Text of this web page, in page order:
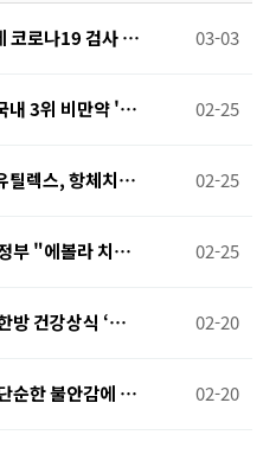
코로나19 검사 가
03-03
내 3위 비만약 '벨
02-25
틸렉스, 항체치료
02-25
부 "에볼라 치료
02-25
강상식 ‘인생
02-20
순한 불안감에 선
02-20